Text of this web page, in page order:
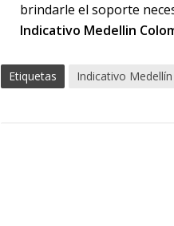
brindarle el soporte
Indicativo Medellin
Etiquetas Indicativo Medellín